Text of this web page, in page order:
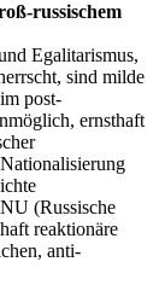
russischem
Egalitarismus,
sind milde
post-
ernsthaft
(Russische
reaktionäre
anti-